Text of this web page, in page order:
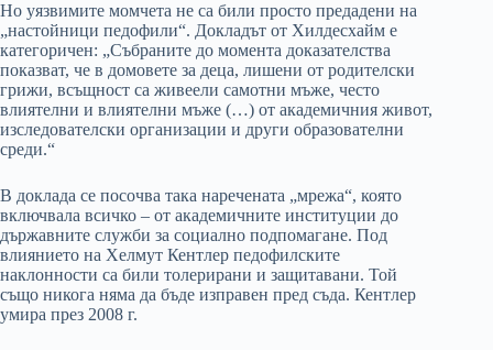
Но уязвимите момчета не са били просто предадени на
„настойници педофили“. Докладът от Хилдесхайм е
категоричен: „Събраните до момента доказателства
показват, че в домовете за деца, лишени от родителски
грижи, всъщност са живеели самотни мъже, често
влиятелни и влиятелни мъже (…) от академичния живот,
изследователски организации и други образователни
среди.“
В доклада се посочва така наречената „мрежа“, която
включвала всичко – от академичните институции до
държавните служби за социално подпомагане. Под
влиянието на Хелмут Кентлер педофилските
наклонности са били толерирани и защитавани. Той
също никога няма да бъде изправен пред съда. Кентлер
умира през 2008 г.